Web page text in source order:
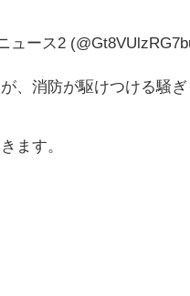
ース2
、消防が駆けつける騒ぎ
ます。